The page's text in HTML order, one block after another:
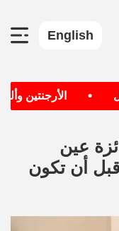
English
الأرجنتين
عين
أن تكون